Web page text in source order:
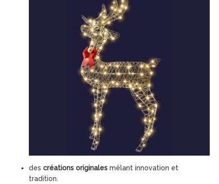
descréations originales mêlant innovation et
tradition.